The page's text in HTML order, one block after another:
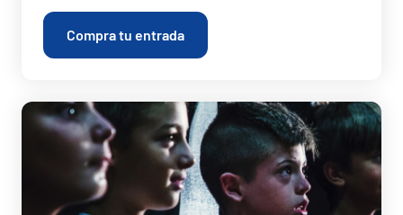
Compra tu entrada